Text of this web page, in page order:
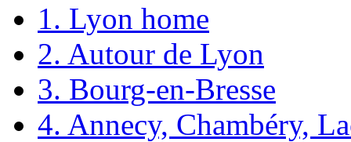
1. Lyon
2. Autour de Lyon
3. Bourg-en-Bresse
4. Annecy, Chambéry,